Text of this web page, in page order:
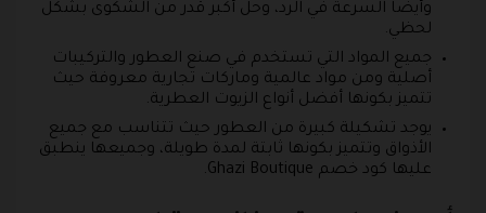
وأيضا السرعة في الرد، وحل أكبر قدر من الشكوى بشكل
لحظي.
جميع المواد التي تستخدم في صنع العطور والتركيبات
أصلية ومن مواد عالمية وماركات تجارية معروفة حيث
تتميز بكونها أفضل أنواع الزيوت العطرية.
يوجد تشكيلة كبيرة من العطور حيث تتناسب مع جميع
الأذواق وتتميز بكونها ثابتة لمدة طويلة، وجميعها ينطبق
عليها كود خصم Ghazi Boutique.